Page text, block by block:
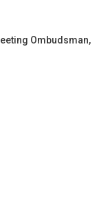
Ombudsman,